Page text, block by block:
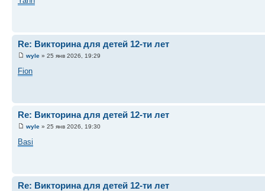
Re: Викторина для детей 12-ти лет
wyle » 25 янв 2026, 19:29
Fion
Re: Викторина для детей 12-ти лет
wyle » 25 янв 2026, 19:30
Basi
Re: Викторина для детей 12-ти лет